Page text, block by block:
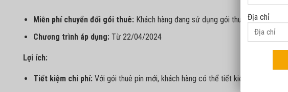
Miễn phí chuyển đổi gói thuê: Khách hàng đang sử dụng gói thuê pin cũ có
Chương trình áp dụng: Từ 22/04/2024
Lợi ích:
Tiết kiệm chi phí: Với gói thuê pin mới, khách hàng có thể tiết kiệm chi phí di
Địa chỉ